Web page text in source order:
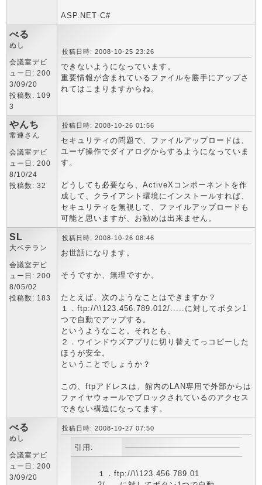
ASP.NET C#
べる
ぬし
会議室デビ
ュー日: 200
3/09/20
投稿数: 109
3
投稿日時: 2008-10-25 23:26
できないようになっています。
重要情報が含まれているファイルを勝手にアップさ
れてはこまりますからね。
やんち
常連さん
会議室デビ
ュー日: 200
8/10/24
投稿数: 32
投稿日時: 2008-10-26 01:56
セキュリティの問題で、ファイルアップロードは、
ユーザ操作でダイアログからするようになっていま
す。
どうしても必要なら、ActiveXコンポーネントを作
成して、クライアント環境にインストールすれば、
セキュリティを無視して、ファイルアップロードも
可能と思いますが、お勧めは出来ません。
SL
大ベテラン
会議室デビ
ュー日: 200
8/05/02
投稿数: 183
投稿日時: 2008-10-26 08:46
お世話になります。
そうですか、無理ですか。
たとえば、次のようなことはできますか？
１．ftp://\\123.456.789.012/.....に対してボタン1
つで自動でアップする。
というようなこと。それとも、
２．ウインドウズアプリに切り替えてっコピーした
ほうが安全。
ということでしょうか？
この、ftpアドレスは、館内のLAN専用で外部からは
ファイヤウォールでブロックされているのアクセス
できない構造になってます。
べる
ぬし
会議室デビ
ュー日: 200
3/09/20
投稿日時: 2008-10-27 07:50
引用:
１．ftp://\\123.456.789.01